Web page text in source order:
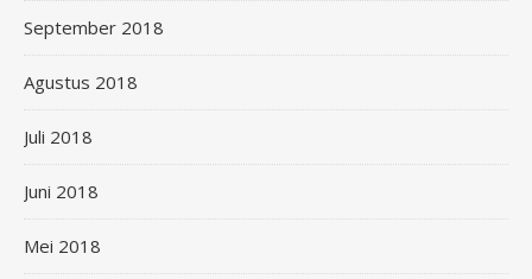
September 2018
Agustus 2018
Juli 2018
Juni 2018
Mei 2018